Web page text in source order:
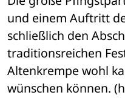
und einem Auftritt
schließlich den
traditionsreichen
Altenkrempe wohl
wünschen können.